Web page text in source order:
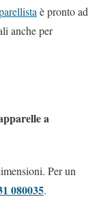
è pronto ad
anche per
a
Per un
080035.